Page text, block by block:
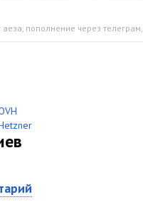
аеза пополнение через телеграм